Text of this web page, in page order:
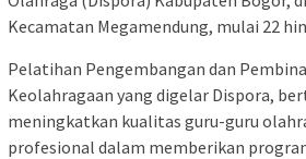
Kecamatan Megamendung, mulai 22
Pelatihan Pengembangan dan
Keolahragaan yang digelar Dispora,
meningkatkan kualitas guru-guru
profesional dalam memberikan